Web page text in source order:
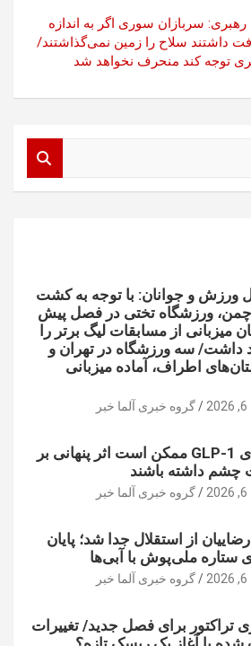
سربازان سوری اگر به اندازه
داشتند سلاح را زمین نمی‌گذاشتند/
توجه کند منحرف نخواهد شد
ورزش و جوانان: با توجه به کشت
چمن، ورزشگاه تختی در فصل پیش
میزبانی از مسابقات لیگ برتر را
داشت/ سه ورزشگاه در تهران و
اطراف، آماده میزبانی
گروه خبری آلما خبر
داروهای GLP-1 ممکن است اثر پنهانی بر
چشم داشته باشند
گروه خبری آلما خبر
از استقلال جدا شد؛ پایان
ستاره ملی‌پوش با آبی‌ها
گروه خبری آلما خبر
تراکتور برای فصل جدید/ تغییرات